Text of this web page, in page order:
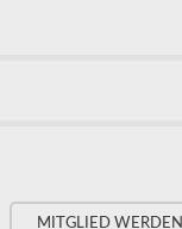
MITGLIED WERDEN